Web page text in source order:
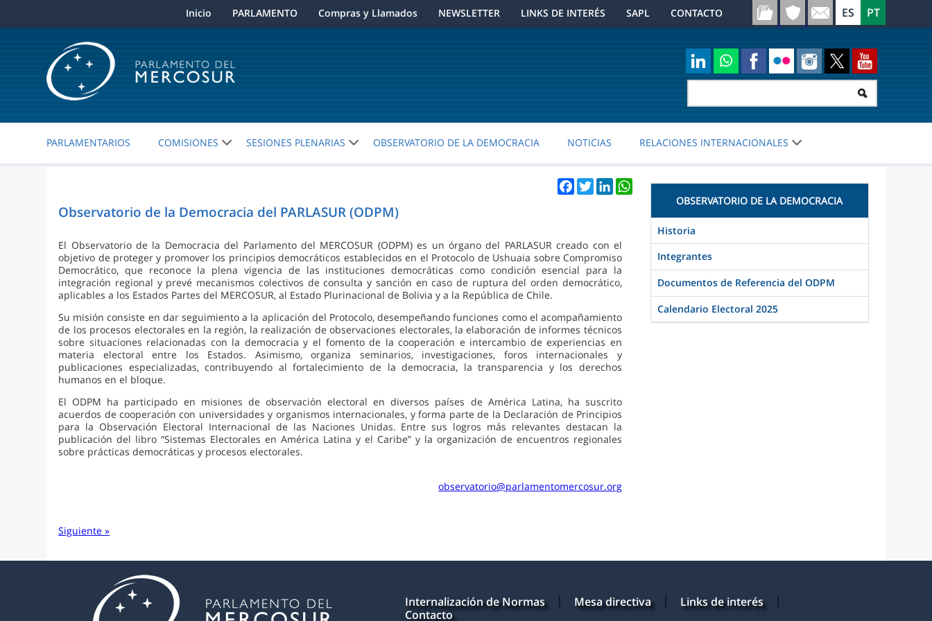
Inicio PARLAMENTO Compras y Llamados NEWSLETTER LINKS DE INTERÉS SAPL CONTACTO
PARLAMENTARIOS COMISIONES SESIONES PLENARIAS OBSERVATORIO DE LA DEMOCRACIA NOTICIAS RELACIONES INTERNACIONALES
Facebook
TwitterLinkedInWhatsApp
Observatorio de la Democracia del PARLASUR (ODPM)
El Observatorio de la Democracia del Parlamento del MERCOSUR (ODPM) es un órgano del PARLASUR creado con el
objetivo de proteger y promover los principios democráticos establecidos en el Protocolo de Ushuaia sobre Compromiso
Democrático, que reconoce la plena vigencia de las instituciones democráticas como condición esencial para la
integración regional y prevé mecanismos colectivos de consulta y sanción en caso de ruptura del orden democrático,
aplicables a los Estados Partes del MERCOSUR, al Estado Plurinacional de Bolivia y a la República de Chile.
Su misión consiste en dar seguimiento a la aplicación del Protocolo, desempeñando funciones como el acompañamiento
de los procesos electorales en la región, la realización de observaciones electorales, la elaboración de informes técnicos
sobre situaciones relacionadas con la democracia y el fomento de la cooperación e intercambio de experiencias en
materia electoral entre los Estados. Asimismo, organiza seminarios, investigaciones, foros internacionales y
publicaciones especializadas, contribuyendo al fortalecimiento de la democracia, la transparencia y los derechos
humanos en el bloque.
El ODPM ha participado en misiones de observación electoral en diversos países de América Latina, ha suscrito
acuerdos de cooperación con universidades y organismos internacionales, y forma parte de la Declaración de Principios
para la Observación Electoral Internacional de las Naciones Unidas. Entre sus logros más relevantes destacan la
publicación del libro “Sistemas Electorales en América Latina y el Caribe” y la organización de encuentros regionales
sobre prácticas democráticas y procesos electorales.
observatorio@parlamentomercosur.org
Siguiente »
OBSERVATORIO DE LA DEMOCRACIA
Historia
Integrantes
Documentos de Referencia del ODPM
Calendario Electoral 2025
Internalización de Normas Mesa directiva
Links de interés
Contacto